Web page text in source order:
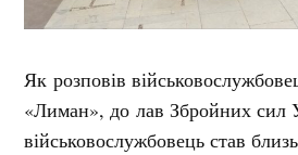
Як розповів
«Лиман», до лав Збройних сил
військовослужбовець став